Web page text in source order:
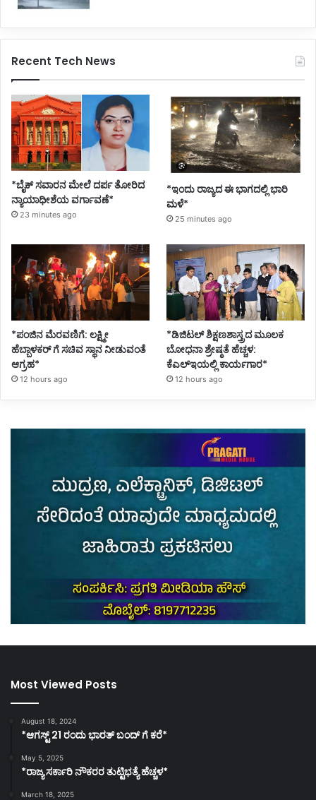
Recent Tech News
*ಬೈಕ್ ಸವಾರನ ಮೇಲೆ ದರ್ಪ ತೋರಿದ
ನ್ಯಾಯಾಧೀಶೆಯ ವರ್ಗಾವಣೆ*
23 minutes ago
*ಇಂದು ರಾಜ್ಯದ ಈ ಭಾಗದಲ್ಲಿ ಭಾರಿ
ಮಳೆ*
25 minutes ago
*ಪಂಜಿನ ಮೆರವಣಿಗೆ: ಲಕ್ಷ್ಮೀ
ಹೆಬ್ಬಾಳಕರ್ ಗೆ ಸಚಿವ ಸ್ಥಾನ ನೀಡುವಂತೆ
ಆಗ್ರಹ*
12 hours ago
*ಡಿಜಿಟಲ್ ಶಿಕ್ಷಣಶಾಸ್ತ್ರದ ಮೂಲಕ
ಬೋಧನಾ ಶ್ರೇಷ್ಠತೆ ಹೆಚ್ಚಳ:
ಕೆಎಲ್ಇಯಲ್ಲಿ ಕಾರ್ಯಗಾರ*
12 hours ago
Most Viewed Posts
August 18, 2024
*ಆಗಸ್ಟ್ 21 ರಂದು ಭಾರತ್‌ ಬಂದ್‌ ಗೆ ಕರೆ*
May 5, 2025
*ರಾಜ್ಯ ಸರ್ಕಾರಿ ನೌಕರರ ತುಟ್ಟಿಭತ್ಯೆ ಹೆಚ್ಚಳ*
March 18, 2025